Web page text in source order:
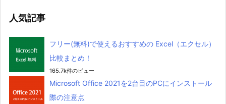
人気記事
フリー(無料)で使えるおすすめの Excel（エクセル）
比較まとめ！
165.7k件のビュー
Microsoft Office 2021を2台目のPCにインストール
際の注意点